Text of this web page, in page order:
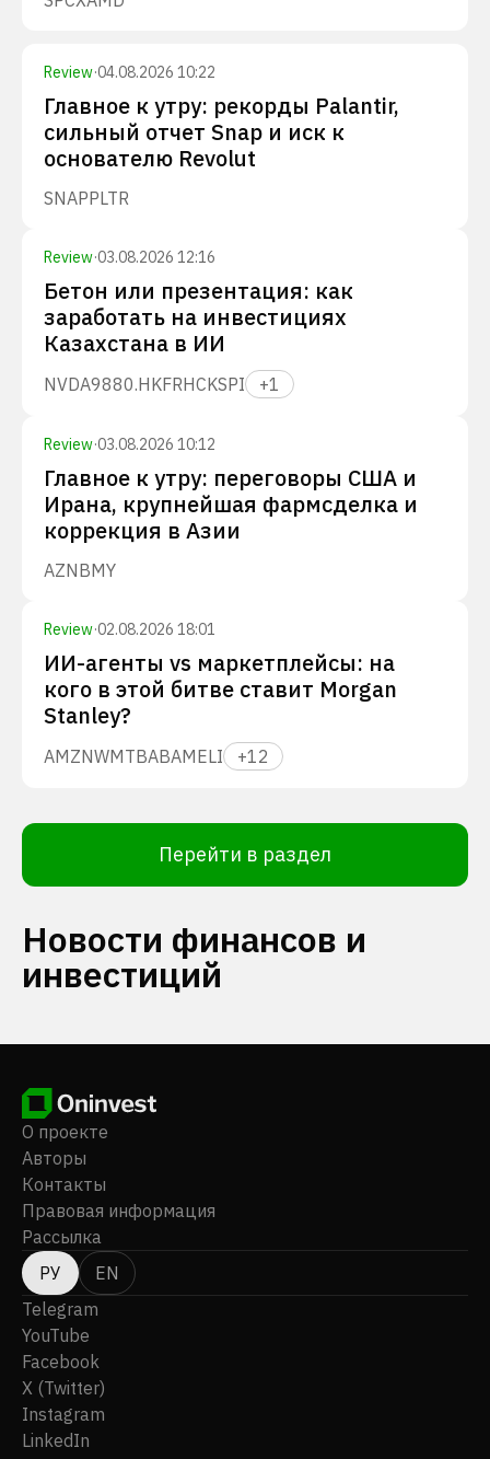
Review·04.08.2026 10:22
Главное к утру: рекорды Palantir,
сильный отчет Snap и иск к
основателю Revolut
SNAPPLTR
Review·03.08.2026 12:16
Бетон или презентация: как
заработать на инвестициях
Казахстана в ИИ
NVDA9880.HKFRHCKSPI +1
Review·03.08.2026 10:12
Главное к утру: переговоры США и
Ирана, крупнейшая фармсделка и
коррекция в Азии
AZNBMY
Review·02.08.2026 18:01
ИИ-агенты vs маркетплейсы: на
кого в этой битве ставит Morgan
Stanley?
AMZNWMTBABAMELI +12
Перейти в раздел
Новости финансов и
инвестиций
О проекте
Авторы
Контакты
Правовая информация
Рассылка
РУ
EN
Telegram
YouTube
Facebook
X (Twitter)
Instagram
LinkedIn